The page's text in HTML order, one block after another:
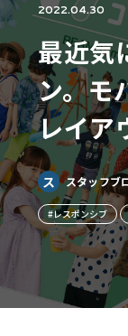
2022.04.30
最近気
ン。モ
レイア
ス スタッフブ
#レスポンシブ